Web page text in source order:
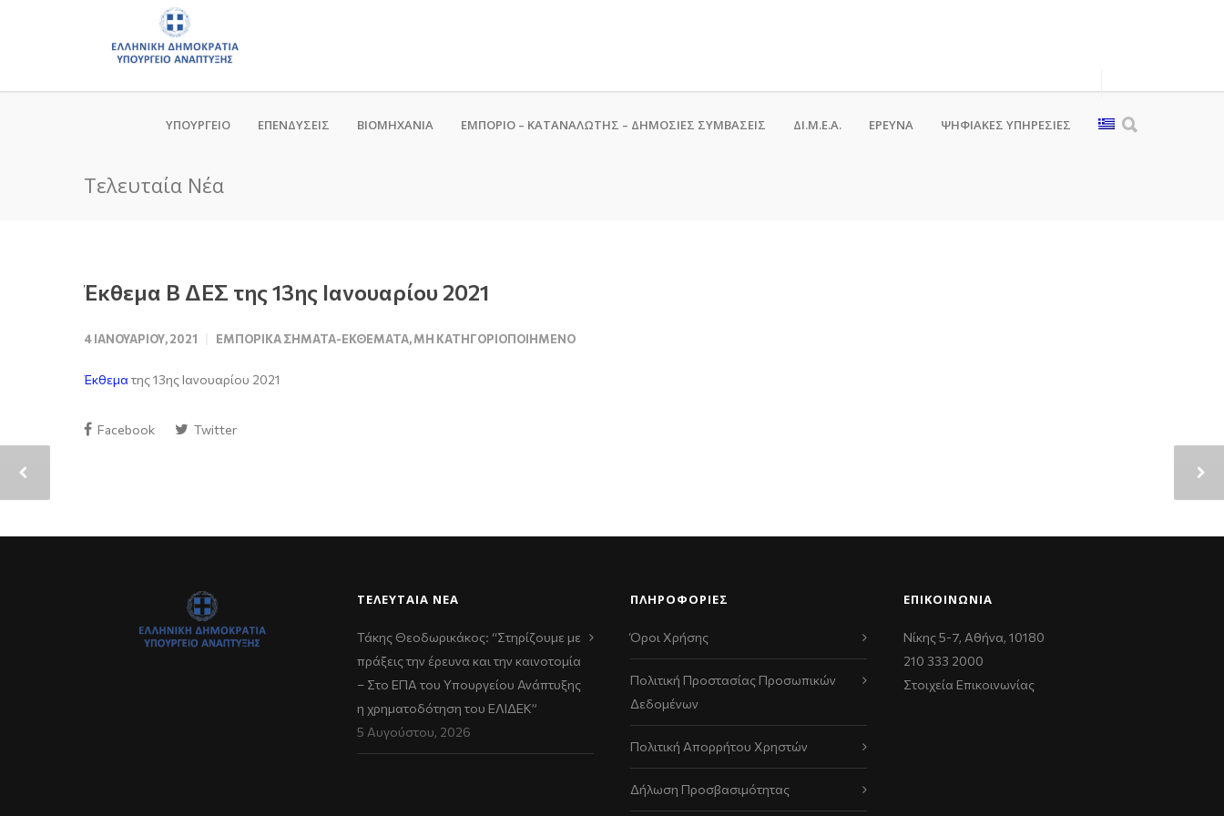
ΥΠΟΥΡΓΕΙΟ ΕΠΕΝΔΥΣΕΙΣ ΒΙΟΜΗΧΑΝΙΑ ΕΜΠΟΡΙΟ – ΚΑΤΑΝΑΛΩΤΗΣ – ΔΗΜΟΣΙΕΣ ΣΥΜΒΑΣΕΙΣ ΔΙ.Μ.Ε.Α. ΕΡΕΥΝΑ ΨΗΦΙΑΚΈΣ ΥΠΗΡΕΣΊΕΣ
Τελευταία Νέα
Έκθεμα Β ΔΕΣ της 13ης Ιανουαρίου 2021
4 ΙΑΝΟΥΑΡΊΟΥ, 2021 ΕΜΠΟΡΙΚΆ ΣΉΜΑΤΑ-ΕΚΘΈΜΑΤΑ,ΜΗ ΚΑΤΗΓΟΡΙΟΠΟΙΗΜΈΝΟ
Έκθεμα της 13ης Ιανουαρίου 2021
Facebook Twitter
ΤΕΛΕΥΤΑΊΑ ΝΈΑ
Τάκης Θεοδωρικάκος: “Στηρίζουμε με
πράξεις την έρευνα και την καινοτομία
– Στο ΕΠΑ του Υπουργείου Ανάπτυξης
η χρηματοδότηση του ΕΛΙΔΕΚ”
5 Αυγούστου, 2026
ΠΛΗΡΟΦΟΡΙΕΣ
Όροι Χρήσης
Πολιτική Προστασίας Προσωπικών
Δεδομένων
Πολιτική Απορρήτου Χρηστών
Δήλωση Προσβασιμότητας
ΕΠΙΚΟΙΝΩΝΊΑ
Νίκης 5-7, Αθήνα, 10180
210 333 2000
Στοιχεία Επικοινωνίας